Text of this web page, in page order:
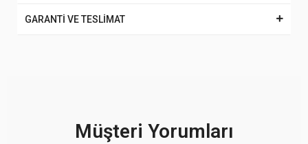
GARANTİ VE TESLİMAT
Müşteri Yorumları